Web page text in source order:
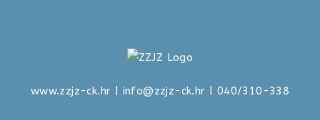
www.zzjz-ck.hr info@zzjz-ck.hr | 040/310-338